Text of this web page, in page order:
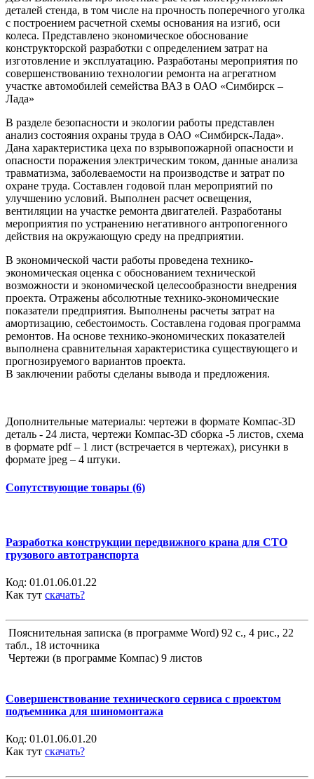
деталей стенда, в том числе на прочность поперечного уголка
с построением расчетной схемы основания на изгиб, оси
колеса. Представлено экономическое обоснование
конструкторской разработки с определением затрат на
изготовление и эксплуатацию. Разработаны мероприятия по
совершенствованию технологии ремонта на агрегатном
участке автомобилей семейства ВАЗ в ОАО «Симбирск –
Лада»
В разделе безопасности и экологии работы представлен
анализ состояния охраны труда в ОАО «Симбирск-Лада».
Дана характеристика цеха по взрывопожарной опасности и
опасности поражения электрическим током, данные анализа
травматизма, заболеваемости на производстве и затрат по
охране труда. Составлен годовой план мероприятий по
улучшению условий. Выполнен расчет освещения,
вентиляции на участке ремонта двигателей. Разработаны
мероприятия по устранению негативного антропогенного
действия на окружающую среду на предприятии.
В экономической части работы проведена технико-
экономическая оценка с обоснованием технической
возможности и экономической целесообразности внедрения
проекта. Отражены абсолютные технико-экономические
показатели предприятия. Выполнены расчеты затрат на
амортизацию, себестоимость. Составлена годовая программа
ремонтов. На основе технико-экономических показателей
выполнена сравнительная характеристика существующего и
прогнозируемого вариантов проекта.
В заключении работы сделаны вывода и предложения.
Дополнительные материалы: чертежи в формате Компас-3D
деталь - 24 листа, чертежи Компас-3D сборка -5 листов, схема
в формате pdf – 1 лист (встречается в чертежах), рисунки в
формате jpeg – 4 штуки.
Сопутствующие товары (6)
Разработка конструкции передвижного крана для СТО
грузового автотранспорта
Код: 01.01.06.01.22
Как тут скачать?
Пояснительная записка (в программе Word) 92 с., 4 рис., 22
табл., 18 источника
Чертежи (в программе Компас) 9 листов
Совершенствование технического сервиса с проектом
подъемника для шиномонтажа
Код: 01.01.06.01.20
Как тут скачать?